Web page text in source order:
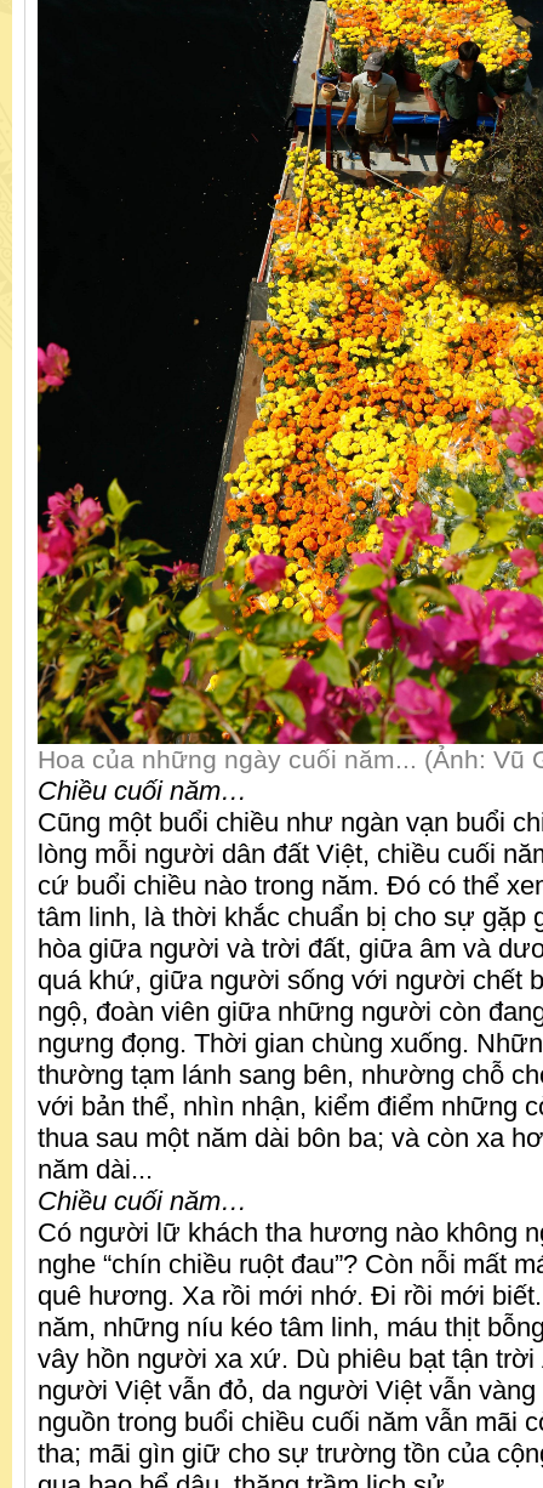
Hoa của những ngày cuối năm... (Ảnh: Vũ
Chiều cuối năm…
Cũng một buổi chiều như ngàn vạn buổi
lòng mỗi người dân đất Việt, chiều cuối
cứ buổi chiều nào trong năm. Đó có thể
tâm linh, là thời khắc chuẩn bị cho sự gặp
hòa giữa người và trời đất, giữa âm và
quá khứ, giữa người sống với người chết
ngộ, đoàn viên giữa những người còn
ngưng đọng. Thời gian chùng xuống.
thường tạm lánh sang bên, nhường chỗ
với bản thể, nhìn nhận, kiểm điểm những
thua sau một năm dài bôn ba; và còn xa
năm dài...
Chiều cuối năm…
Có người lữ khách tha hương nào không
nghe “chín chiều ruột đau”? Còn nỗi mất
quê hương. Xa rồi mới nhớ. Đi rồi mới
năm, những níu kéo tâm linh, máu thịt
vây hồn người xa xứ. Dù phiêu bạt tận trời
người Việt vẫn đỏ, da người Việt vẫn vàng
nguồn trong buổi chiều cuối năm vẫn mãi
tha; mãi gìn giữ cho sự trường tồn của